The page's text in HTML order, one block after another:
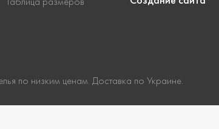
по низким ценам. Доставка по Украине.